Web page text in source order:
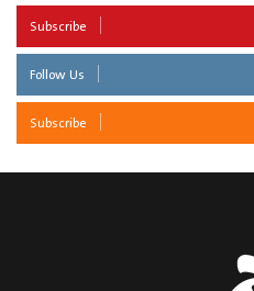
Subscribe
Follow Us
Subscribe